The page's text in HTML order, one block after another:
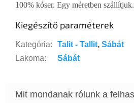
100% kóser. Egy méretben szállítjuk.
Kiegészítő paraméterek
Kategória: Talit - Tallit, Sábát
Lakoma: Sábát